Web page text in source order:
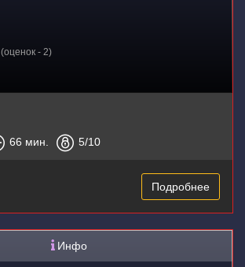
(оценок - 2)
66 мин. 5/10
Подробнее
Инфо